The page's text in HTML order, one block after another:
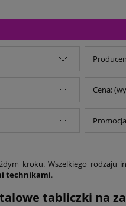
Cena:
kroku. Wszelkiego rodzaju
technikami.
tabliczki na